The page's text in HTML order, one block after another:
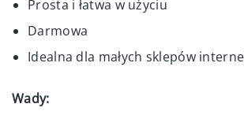
Prosta i łatwa w użyciu
Darmowa
Idealna dla małych sklepów
Wady: